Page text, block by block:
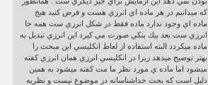
كه ميدانيم در هر ماده اي انرزي هست و فرض كنيد هيج
ماده اي وجود ندارد ماده فقط در شكل انرزي ست همه جا
انرزي ست بعد بيك بنكي صورت مي كيرد اين انرزي تبديل به
ماده ميكردد البته استفاده از لعاط انكليسي اين مبحث را
بهتر توضيح ميدهد زيرا در انكليسي انرزي همان انرزي كفته
ميشود اما ماده ي مورد نظر ما مت كفته ميشود به همين
دليل است كه بحث خداشناسانه در موضوع نيست و نظريه